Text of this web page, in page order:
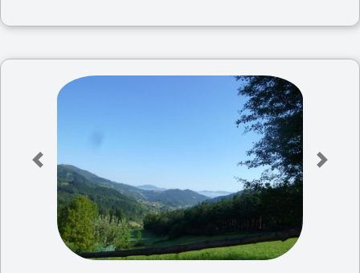
Previous Next